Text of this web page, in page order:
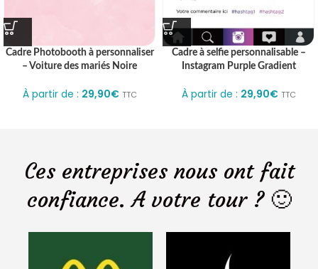
Cadre Photobooth à personnaliser
– Voiture des mariés Noire
À partir de : 29,90€ TTC
Cadre à selfie personnalisable –
Instagram Purple Gradient
À partir de : 29,90€ TTC
Ces entreprises nous ont fait
confiance. A votre tour ? 🙂